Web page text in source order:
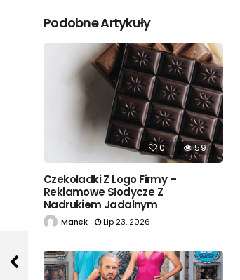
Podobne Artykuły
0 59
Czekoladki Z Logo Firmy –
Reklamowe Słodycze Z
Nadrukiem Jadalnym
Manek Lip 23, 2026